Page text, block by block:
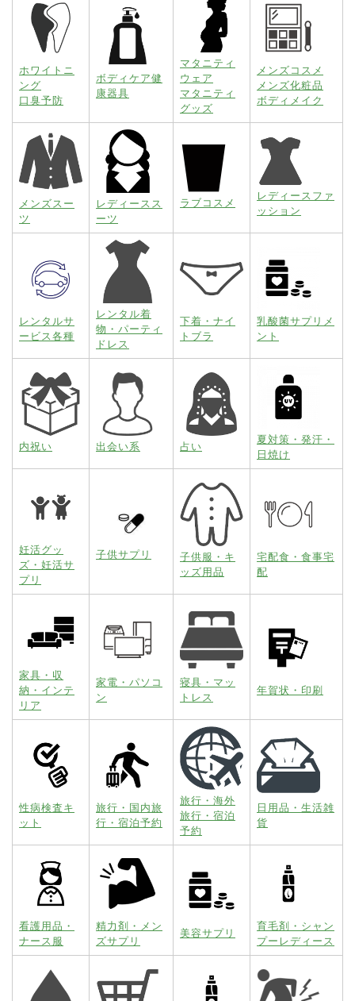
ホワイトニ
ング
口臭予防
ボディケア健
康器具
マタニティ
ウェア
マタニティ
グッズ
メンズコスメ
メンズ化粧品
ボディメイク
メンズスー
ツ
レディースス
ーツ
ラブコスメ
レディースファ
ッション
レンタルサ
ービス各種
レンタル着
物・パーティ
ドレス
下着・ナイ
トブラ
乳酸菌サプリメ
ント
内祝い 出会い系 占い
夏対策・発汗・
日焼け
妊活グッ
ズ・妊活サ
プリ
子供サプリ
子供服・キ
ッズ用品
宅配食・食事宅
配
家具・収
納・インテ
リア
家電・パソコ
ン
寝具・マッ
トレス
年賀状・印刷
性病検査キ
ット
旅行・国内旅
行・宿泊予約
旅行・海外
旅行・宿泊
予約
日用品・生活雑
貨
看護用品・
ナース服
精力剤・メン
ズサプリ
美容サプリ
育毛剤・シャン
プーレディース